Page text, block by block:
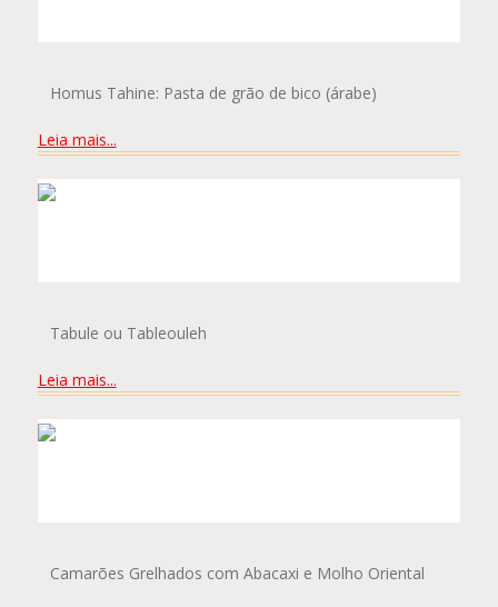
Homus Tahine: Pasta de grão de bico (árabe)
Leia mais...
Tabule ou Tableouleh
Leia mais...
Camarões Grelhados com Abacaxi e Molho Oriental